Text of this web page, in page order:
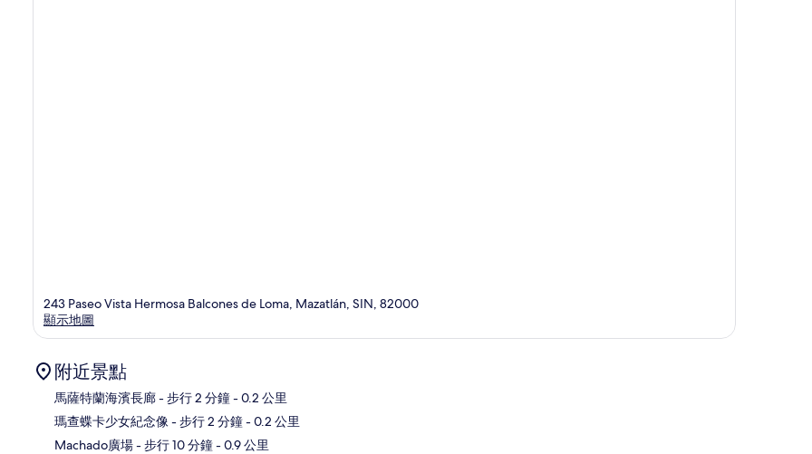
243 Paseo Vista Hermosa Balcones de Loma, Mazatlán, SIN, 82000
顯示地圖
附近景點
馬薩特蘭海濱長廊- 步行 2 分鐘- 0.2 公里
瑪查蝶卡少女紀念像 - 步行 2 分鐘- 0.2 公里
Machado廣場- 步行 10 分鐘- 0.9 公里